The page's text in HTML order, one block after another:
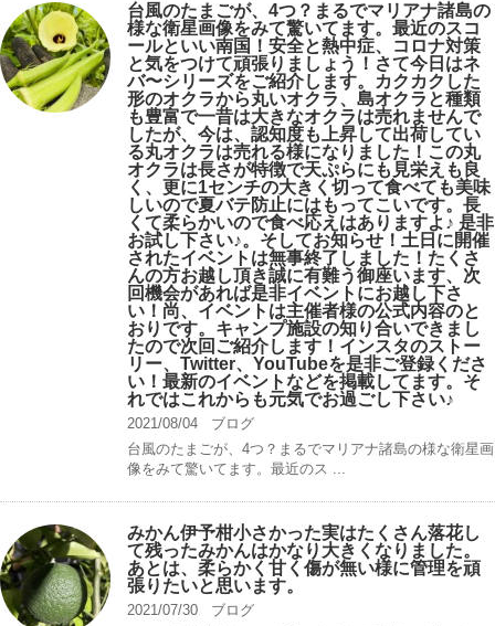
台風のたまごが、4つ？まるでマリアナ諸島の
様な衛星画像をみて驚いてます。最近のスコ
ールといい南国！安全と熱中症、コロナ対策
と気をつけて頑張りましょう！さて今日はネ
バ〜シリーズをご紹介します。カクカクした
形のオクラから丸いオクラ、島オクラと種類
も豊富で一昔は大きなオクラは売れませんで
したが、今は、認知度も上昇して出荷してい
る丸オクラは売れる様になりました！この丸
オクラは長さが特徴で天ぷらにも見栄えも良
く、更に1センチの大きく切って食べても美味
しいので夏バテ防止にはもってこいです。長
くて柔らかいので食べ応えはありますよ♪ 是非
お試し下さい♪。そしてお知らせ！土日に開催
されたイベントは無事終了しました！たくさ
んの方お越し頂き誠に有難う御座います、次
回機会があれば是非イベントにお越し下さ
い！尚、イベントは主催者様の公式内容のと
おりです。キャンプ️施設の知り合いできまし
たので次回ご紹介します！インスタのストー
リー、Twitter、YouTubeを是非ご登録くださ
い！最新のイベントなどを掲載してます。そ
れではこれからも元気でお過ごし下さい♪
2021/08/04
ブログ
台風のたまごが、4つ？まるでマリアナ諸島の様な衛星画
像をみて驚いてます。最近のス ...
みかん伊予柑小さかった実はたくさん落花し
て残ったみかんはかなり大きくなりました。
あとは、柔らかく甘く傷が無い様に管理を頑
張りたいと思います。
2021/07/30
ブログ